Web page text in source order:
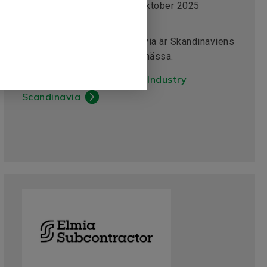
30 September - 2 Oktober 2025
hi Tech & Industry Scandinavia är Skandinaviens
största teknik- och industrimässa.
Länk till mässan hi Tech & Industry
Scandinavia